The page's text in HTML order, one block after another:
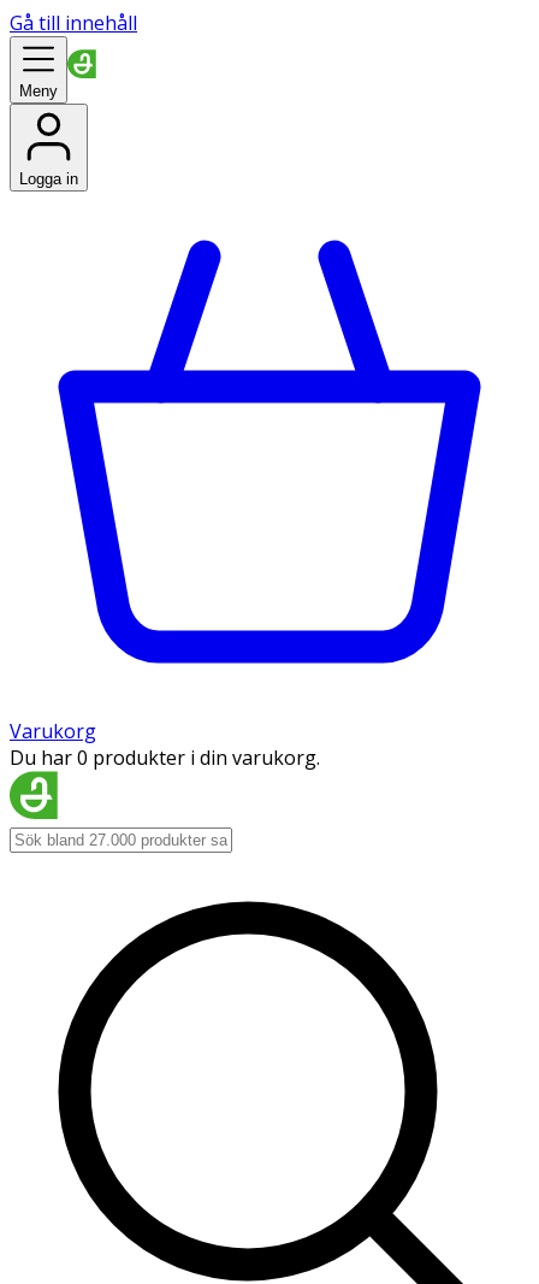
Gå till innehåll
Meny
Logga in
Varukorg
Du har 0 produkter i din varukorg.